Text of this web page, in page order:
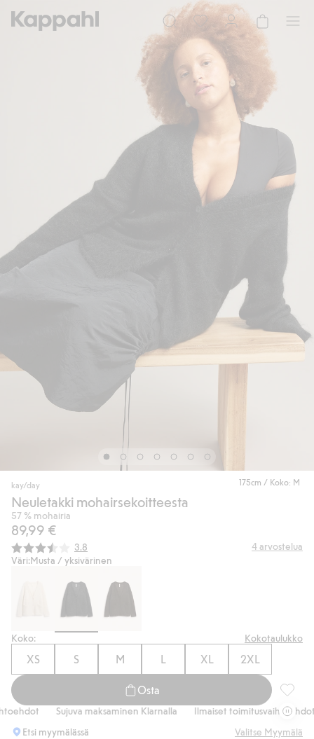
175cm / Koko: M
kay/day
Neuletakki mohairsekoitteesta
57 % mohairia
89,99 €
Keskimääräinen luokitus:
3.8 4arvostelua
Väri:Musta / yksivärinen
Koko: Kokotaulukko
XS S M L XL 2XL
Osta
Sujuva maksaminen Klarnalla
Ilmaiset toimitusvaihtoehdot
Etsi myymälässä
Valitse Myymälä